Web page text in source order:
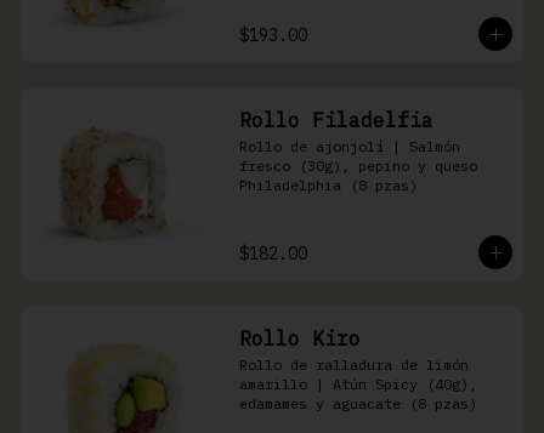
$193.00
Rollo Filadelfia
Rollo de ajonjolí | Salmón
fresco (30g), pepino y queso
Philadelphia (8 pzas)
$182.00
Rollo Kiro
Rollo de ralladura de limón
amarillo | Atún Spicy (40g),
edamames y aguacate (8 pzas)